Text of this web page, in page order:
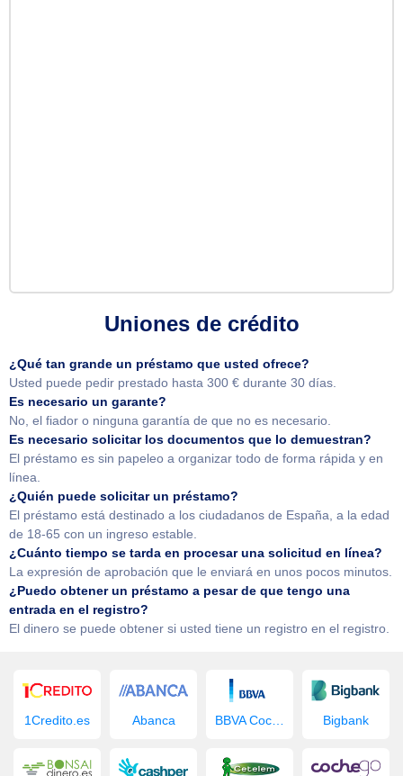
Uniones de crédito
¿Qué tan grande un préstamo que usted ofrece?
Usted puede pedir prestado hasta 300 € durante 30 días.
Es necesario un garante?
No, el fiador o ninguna garantía de que no es necesario.
Es necesario solicitar los documentos que lo demuestran?
El préstamo es sin papeleo a organizar todo de forma rápida y en
línea.
¿Quién puede solicitar un préstamo?
El préstamo está destinado a los ciudadanos de España, a la edad
de 18-65 con un ingreso estable.
¿Cuánto tiempo se tarda en procesar una solicitud en línea?
La expresión de aprobación que le enviará en unos pocos minutos.
¿Puedo obtener un préstamo a pesar de que tengo una
entrada en el registro?
El dinero se puede obtener si usted tiene un registro en el registro.
1Credito.es Abanca Bigbank